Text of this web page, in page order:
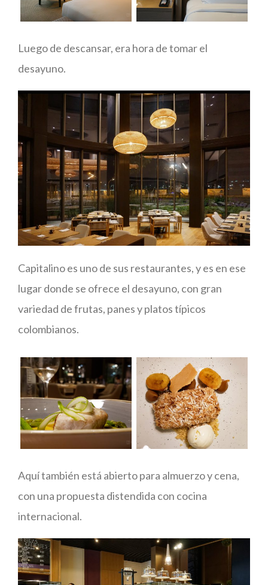
Luego de descansar, era hora de tomar el
desayuno.
Capitalino es uno de sus restaurantes, y es en ese
lugar donde se ofrece el desayuno, con gran
variedad de frutas, panes y platos típicos
colombianos.
Aquí también está abierto para almuerzo y cena,
con una propuesta distendida con cocina
internacional.